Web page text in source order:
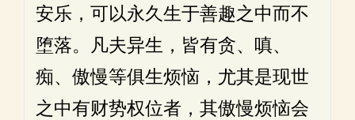
安乐，可以永久生于善趣之中而不
堕落。凡夫异生，皆有贪、嗔、
痴、傲慢等俱生烦恼，尤其是现世
之中有财势权位者，其傲慢烦恼会